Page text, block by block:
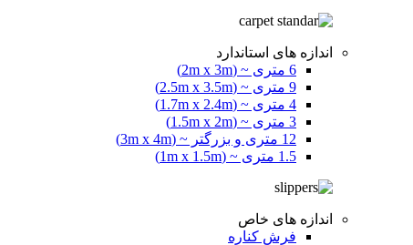
اندازه های استاندارد
6 متری ~ (2m x 3m)
9 متری ~ (2.5m x 3.5m)
4 متری ~ (1.7m x 2.4m)
3 متری ~ (1.5m x 2m)
12 متری و بزرگتر ~ (3m x 4m)
1.5 متری ~ (1m x 1.5m)
اندازه های خاص
فرش کناره